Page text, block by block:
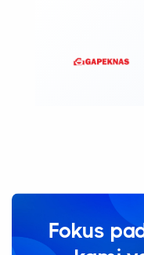
Fokus